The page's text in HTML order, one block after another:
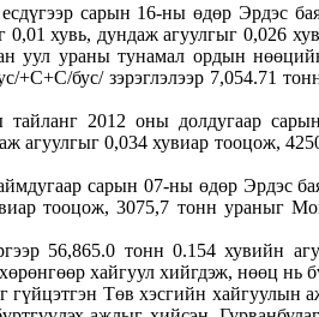
сарын 16-ны өдөр Эрдэс
хувь, дундаж агуулгыг 0,026
ураны тунамал ордын
+С+С/бус/ зэрэглэлээр 7,054.71
2012 оны долдугаар
агуулгыг 0,034 хувиар тооцож,
сарын 07-ны өдөр Эрдэс
тооцож, 3075,7 тонн ураныг
56,865.0 тонн 0.154 хувийн
хайгуул хийгдэж, нөөц нь
Төв хэсгийн хайгуулын